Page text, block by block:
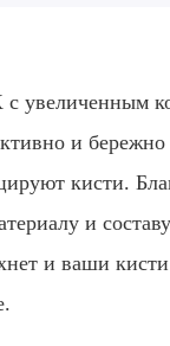
увеличенным
и
кисти.
и
и ваши